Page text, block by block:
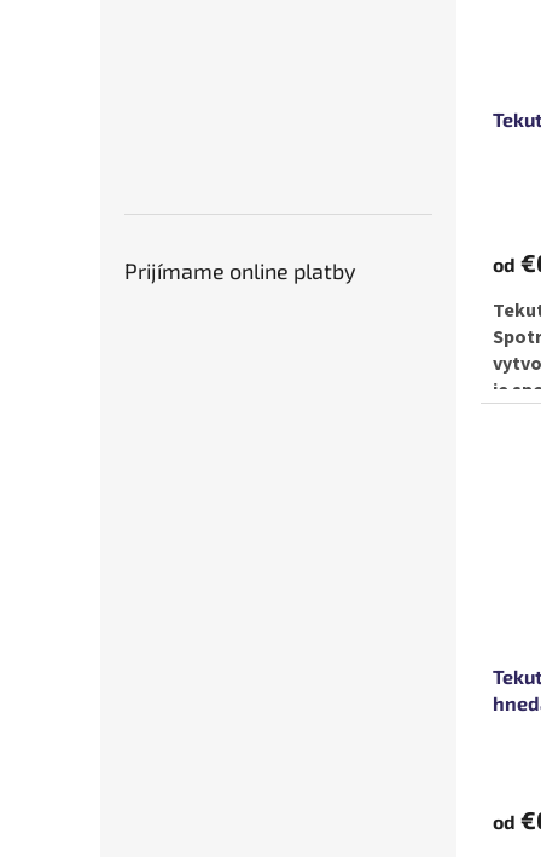
Prijímame online platby od
je
od